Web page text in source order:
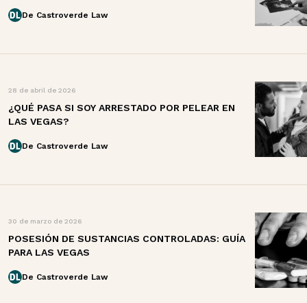
De Castroverde Law
28 de abril de 2026
¿QUÉ PASA SI SOY ARRESTADO POR PELEAR EN
LAS VEGAS?
De Castroverde Law
30 de marzo de 2026
POSESIÓN DE SUSTANCIAS CONTROLADAS: GUÍA
PARA LAS VEGAS
De Castroverde Law